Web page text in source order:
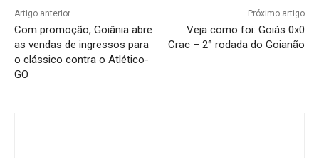
Artigo anterior
Com promoção, Goiânia abre
as vendas de ingressos para
o clássico contra o Atlético-
GO
Próximo artigo
Veja como foi: Goiás 0x0
Crac – 2° rodada do Goianão